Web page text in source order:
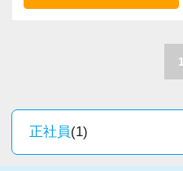
場だと感じています。
・税務経験を活かして
・キャリアアップ志向
も生産性が求められて
職員一人ひとりの力が
するところで、個人事
新しいチャレンジが沢
1
正社員(1)